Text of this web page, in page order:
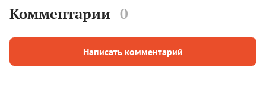
Комментарии 0
Написать комментарий